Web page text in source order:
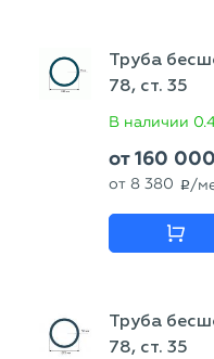
Труба
78, ст. 35
В наличии
от160 000
от 8 380 p /
Труба
78, ст. 35